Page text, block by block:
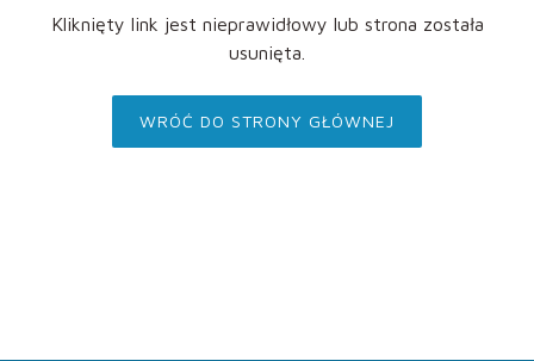
Kliknięty link jest nieprawidłowy lub strona została
usunięta.
WRÓĆ DO STRONY GŁÓWNEJ